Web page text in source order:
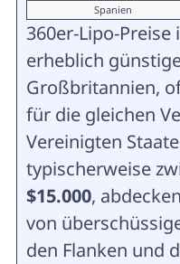
Spanien
360er-Lipo-
erheblich
Großbritannien,
für die gleichen
Vereinigten
typischerweise
$15.000,
von
den Flanken und